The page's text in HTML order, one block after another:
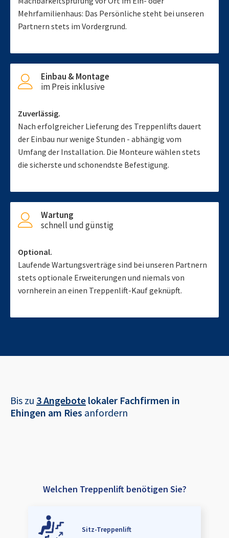
Mehrfamilienhaus: Das Persönliche steht bei unseren
Partnern stets im Vordergrund.
Einbau & Montage
im Preis inklusive
Zuverlässig.
Nach erfolgreicher Lieferung des Treppenlifts dauert
der Einbau nur wenige Stunden - abhängig vom
Umfang der Installation. Die Monteure wählen stets
die sicherste und schonendste Befestigung.
Wartung
schnell und günstig
Optional.
Laufende Wartungsverträge sind bei unseren Partnern
stets optionale Erweiterungen und niemals von
vornherein an einen Treppenlift-Kauf geknüpft.
Bis zu 3 Angebote lokaler Fachfirmen in
Ehingen am Ries anfordern
Welchen Treppenlift benötigen Sie?
Sitz-Treppenlift